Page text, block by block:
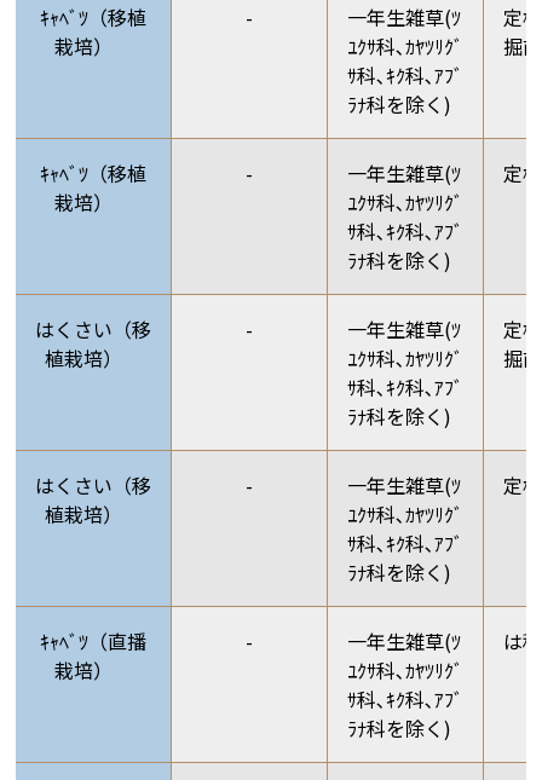
ｷｬﾍﾞﾂ（移植
栽培）
-
一年生雑草(ﾂ
ﾕｸｻ科､ｶﾔﾂﾘｸﾞ
ｻ科､ｷｸ科､ｱﾌﾞ
ﾗﾅ科を除く)
定
掘
ｷｬﾍﾞﾂ（移植
栽培）
-
一年生雑草(ﾂ
ﾕｸｻ科､ｶﾔﾂﾘｸﾞ
ｻ科､ｷｸ科､ｱﾌﾞ
ﾗﾅ科を除く)
定
はくさい（移
植栽培）
-
一年生雑草(ﾂ
ﾕｸｻ科､ｶﾔﾂﾘｸﾞ
ｻ科､ｷｸ科､ｱﾌﾞ
ﾗﾅ科を除く)
定
掘
はくさい（移
植栽培）
-
一年生雑草(ﾂ
ﾕｸｻ科､ｶﾔﾂﾘｸﾞ
ｻ科､ｷｸ科､ｱﾌﾞ
ﾗﾅ科を除く)
定
ｷｬﾍﾞﾂ（直播
栽培）
-
一年生雑草(ﾂ
ﾕｸｻ科､ｶﾔﾂﾘｸﾞ
ｻ科､ｷｸ科､ｱﾌﾞ
ﾗﾅ科を除く)
は